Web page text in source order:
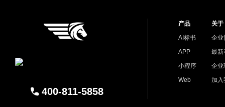
400-811-5858
产品
AI标书
APP
小程序
Web
关于
企业
最新
企业
加入